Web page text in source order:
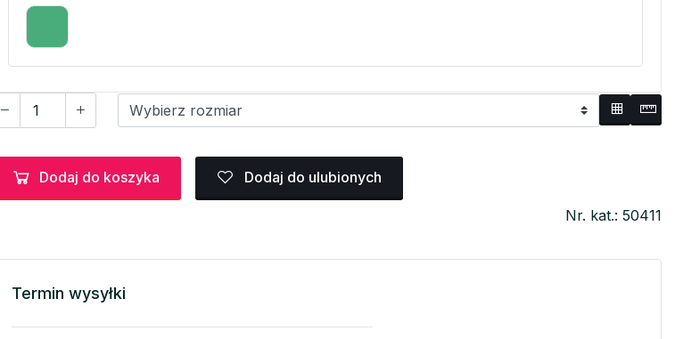
Dodaj do koszyka Dodaj do ulubionych
Nr. kat.: 50411
Termin wysyłki